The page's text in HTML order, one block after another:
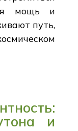
мощь и
путь,
и